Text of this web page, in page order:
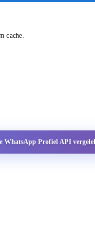
cache.
WhatsApp Profiel API